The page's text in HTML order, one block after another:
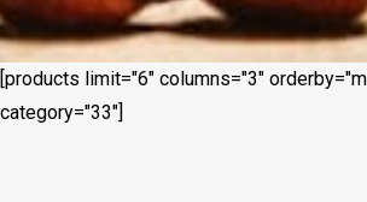
[products limit="6" columns="3"
category="33"]